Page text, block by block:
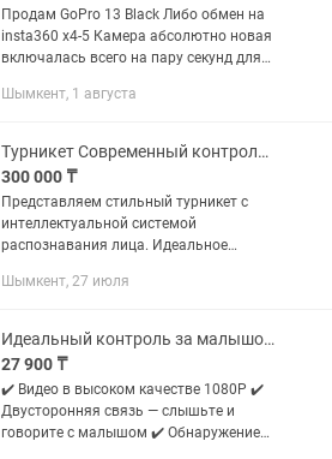
Продам GoPro 13 Black Либо обмен на
insta360 x4-5 Камера абсолютно новая
включалась всего на пару секунд для
идеальное: без царапин, без следов...
Шымкент, 1 августа
Турникет Современный контроль доступа безопасность на новом уровне!
300 000 ₸
Представляем стильный турникет с
интеллектуальной системой
распознавания лица. Идеальное
школ и предприятий. ✅ Быстрый
точность...
Шымкент, 27 июля
Идеальный контроль за малышом с видеоняней EZVIZ BM1
27 900 ₸
✔️ Видео в высоком качестве 1080P ✔️
Двусторонняя связь — слышьте и
говорите с малышом ✔️ Обнаружение